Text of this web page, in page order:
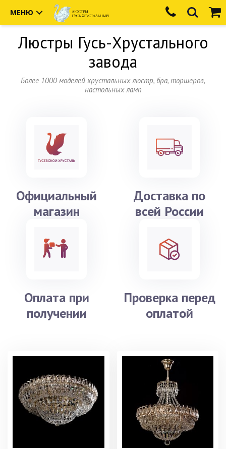
МЕНЮ
Люстры Гусь-Хрустального
завода
Более 1000 моделей хрустальных люстр, бра, торшеров,
настольных ламп
Официальный
магазин
Доставка по
всей России
Оплата при
получении
Проверка перед
оплатой